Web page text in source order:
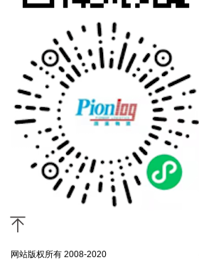
网站版权所有 2008-2020